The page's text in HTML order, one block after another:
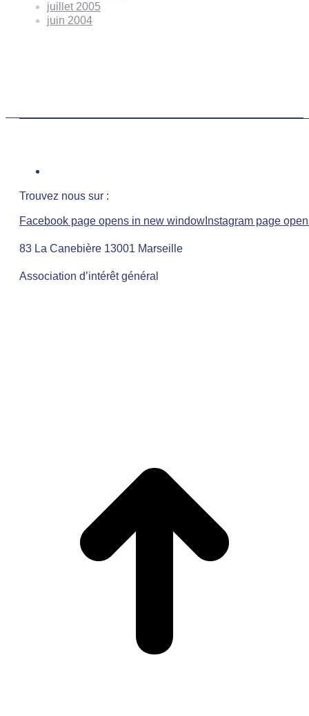
juillet 2005
juin 2004
Trouvez nous sur :
Facebook page opens in new window Instagram page
83 La Canebière 13001 Marseille
Association d’intérêt général